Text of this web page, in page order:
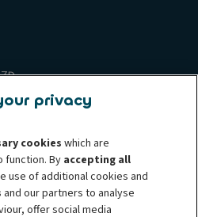
Politika kolačića
o privatnosti
žalbu
Uzbunjivanje
privacy
cookies which are
By accepting all
use of additional cookies and
and our partners to analyse
offer social media